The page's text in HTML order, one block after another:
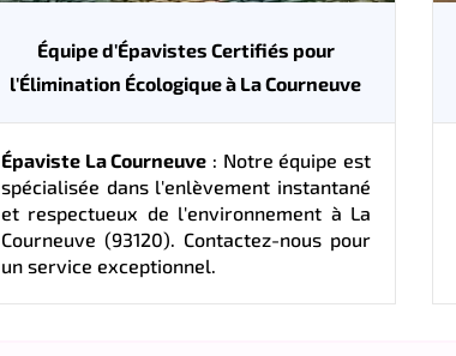
Équipe d'Épavistes Certifiés pour
l'Élimination Écologique à La Courneuve
Épaviste La Courneuve : Notre équipe est
spécialisée dans l'enlèvement instantané
et respectueux de l'environnement à La
Courneuve (93120). Contactez-nous pour
un service exceptionnel.